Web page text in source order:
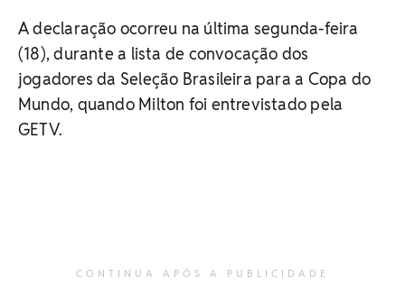
A declaração ocorreu na última segunda-feira
(18), durante a lista de convocação dos
jogadores da Seleção Brasileira para a Copa do
Mundo, quando Milton foi entrevistado pela
GETV.
CONTINUA APÓS A PUBLICIDADE